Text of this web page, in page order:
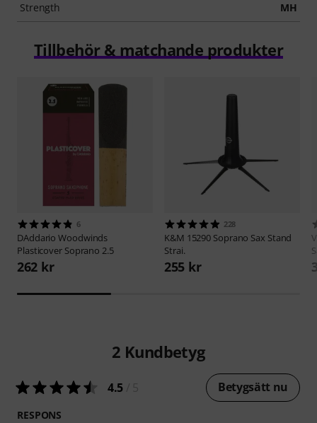
Strength MH
Tillbehör & matchande produkter
6
DAddario Woodwinds
Plasticover Soprano 2.5
262 kr
228
K&M 15290 Soprano Sax Stand
Strai.
255 kr
2 Kundbetyg
4.5 Betygsätt nu
RESPONS